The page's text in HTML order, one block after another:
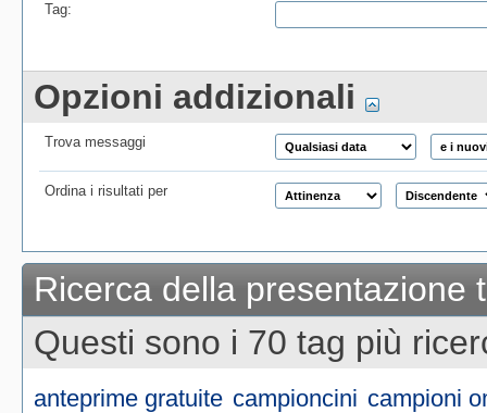
Tag:
Opzioni addizionali
Trova messaggi
Ordina i risultati per
Ricerca della presentazione
Questi sono i 70 tag più
anteprime gratuite campioncini campioni